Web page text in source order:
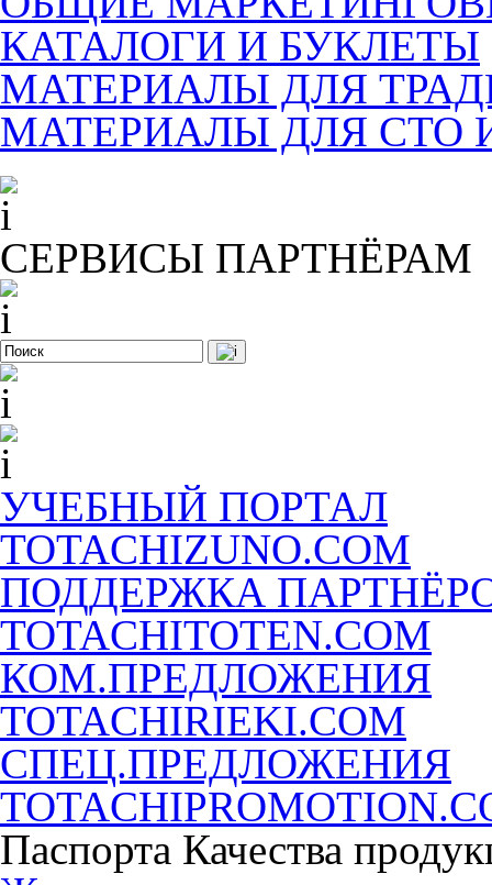
КАТАЛОГИ И БУКЛЕТЫ
МАТЕРИАЛЫ ДЛЯ
МАТЕРИАЛЫ ДЛЯ СТО
СЕРВИСЫ ПАРТНЁРАМ
УЧЕБНЫЙ ПОРТАЛ
TOTACHIZUNO.COM
ПОДДЕРЖКА
TOTACHITOTEN.COM
КОМ.ПРЕДЛОЖЕНИЯ
TOTACHIRIEKI.COM
СПЕЦ.ПРЕДЛОЖЕНИЯ
Паспорта Качества